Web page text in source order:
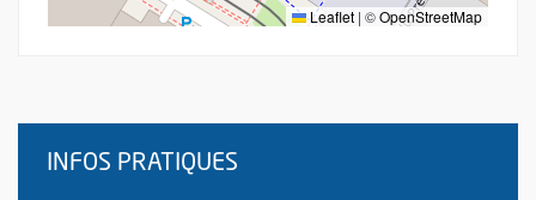
Leaflet | ©OpenStreetMap
INFOS PRATIQUES